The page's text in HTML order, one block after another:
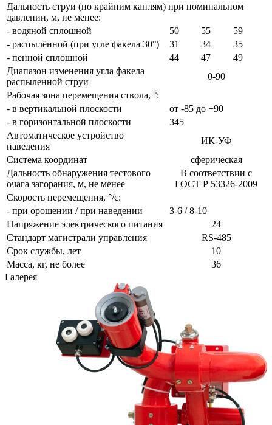
Дальность струи (по крайним каплям) при номинальном
давлении, м, не менее:
- водяной сплошной
50 55
59
- распылённой (при угле факела 30°)
31 34
35
- пенной сплошной
44 47
49
Диапазон изменения угла факела
распыленной струи
0-90
Рабочая зона перемещения ствола, °:
- в вертикальной плоскости
от -85 до +90
- в горизонтальной плоскости
345
Автоматическое устройство
наведения
ИК-УФ
Система координат
сферическая
Дальность обнаружения тестового
очага загорания, м, не менее
В соответствии с
ГОСТ Р 53326-2009
Скорость перемещения, °/с:
- при орошении / при наведении
3-6 / 8-10
Напряжение электрического питания
24
Стандарт магистрали управления
RS-485
Срок службы, лет
10
Масса, кг, не более
36
Галерея